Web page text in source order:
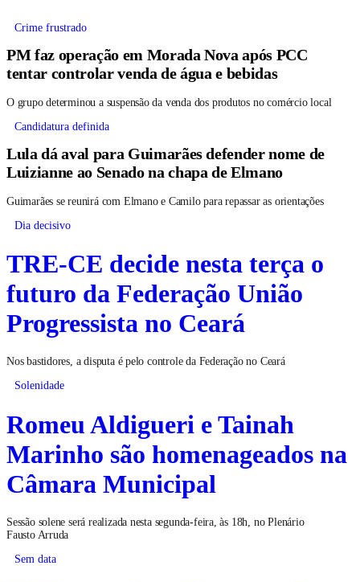
Crime frustrado
PM faz operação em Morada Nova após PCC
tentar controlar venda de água e bebidas
O grupo determinou a suspensão da venda dos produtos no comércio local
Candidatura definida
Lula dá aval para Guimarães defender nome de
Luizianne ao Senado na chapa de Elmano
Guimarães se reunirá com Elmano e Camilo para repassar as orientações
Dia decisivo
TRE-CE decide nesta terça o
futuro da Federação União
Progressista no Ceará
Nos bastidores, a disputa é pelo controle da Federação no Ceará
Solenidade
Romeu Aldigueri e Tainah
Marinho são homenageados na
Câmara Municipal
Sessão solene será realizada nesta segunda-feira, às 18h, no Plenário
Fausto Arruda
Sem data